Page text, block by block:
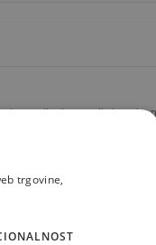
odgovarati stvarnim
trgovine,